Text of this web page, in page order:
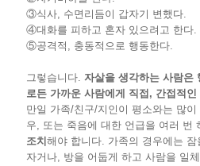
③식사, 수면리듬이 갑자기 변했다.
④대화를 피하고 혼자 있으려고 한다.
⑤공격적, 충동적으로 행동한다.
그렇습니다. 자살을 생각하는 사람은
로든 가까운 사람에게 직접 , 간접적
만일 가족/친구/지인이 평소와는 많
우, 또는 죽음에 대한 언급을 여러 번
조치 해야 합니다. 가족의 경우에는
자거나, 방을 어둡게 하고 사람을 일